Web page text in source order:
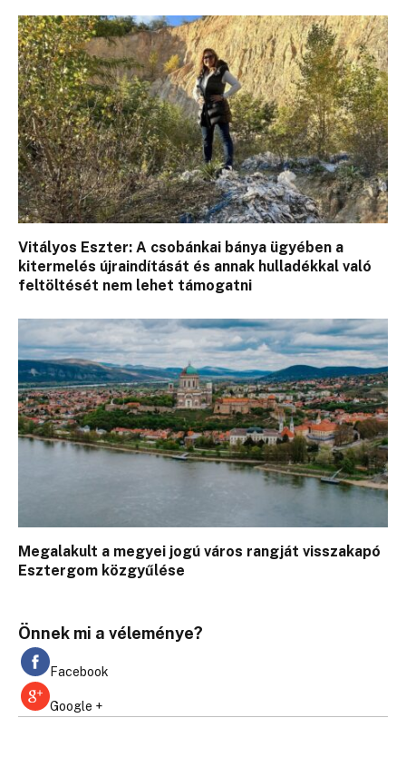
Vitályos Eszter: A csobánkai bánya ügyében a
kitermelés újraindítását és annak hulladékkal való
feltöltését nem lehet támogatni
Megalakult a megyei jogú város rangját visszakapó
Esztergom közgyűlése
Önnek mi a véleménye?
Facebook
Google +